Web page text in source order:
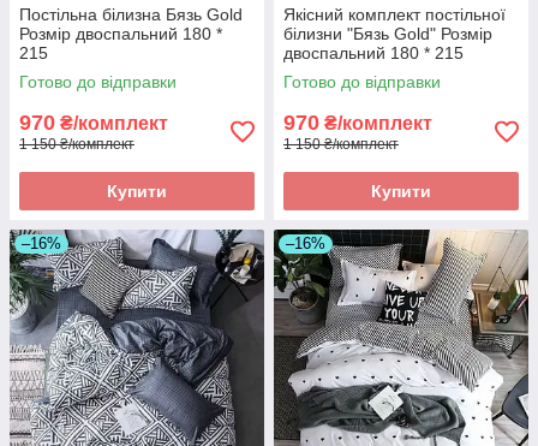
Постільна білизна Бязь Gold
Розмір двоспальний 180 *
215
Готово до відправки
970 ₴/комплект
1 150 ₴/комплект
Купити
Якісний комплект постільної
білизни "Бязь Gold" Розмір
двоспальний 180 * 215
Готово до відправки
970 ₴/комплект
1 150 ₴/комплект
Купити
–16% –16%